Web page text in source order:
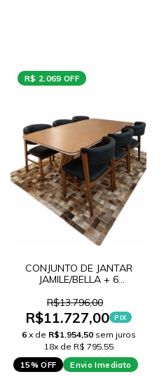
R$ 2.069 OFF
CONJUNTO DE JANTAR
JAMILE/BELLA + 6
MS188
R$13.796,00
R$11.727,00 PIX
6 x de R$1.954,50 sem juros
18x de R$ 795,55
15% OFF
Envio Imediato